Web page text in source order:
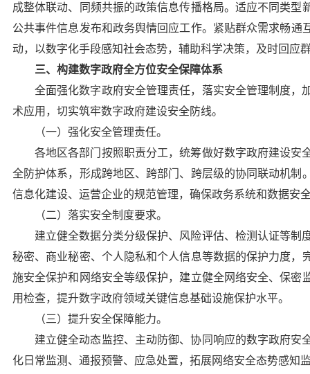
成整体联动、同频共振的政策信息传播格局。适应不同类
公共事件信息发布和政务舆情回应工作。 紧贴群众需求畅通
动，以数字化手段感知社会态势，辅助科学决策，及时回应
三、构建数字政府全方位安全保障体系
全面强化数字政府安全管理责任，落实安全管理制度
术应用，切实筑牢数字政府建设安全防线。
（一）强化安全管理责任。
各地区各部门按照职责分工，统筹做好数字政府建设
全防护体系，形成跨地区、跨部门、跨层级的协同联动机
信息化建设、运营企业的规范管理，确保政务系统和数据安
（二）落实安全制度要求。
建立健全数据分类分级保护、风险评估、检测认证等
秘密、商业秘密、个人隐私和个人信息等数据的保护力度
施安全保护和网络安全等级保护，建立健全网络安全、保
用检查，提升数字政府领域关键信息基础设施保护水平。
（三）提升安全保障能力。
建立健全动态监控、主动防御、协同响应的数字政府
化日常监测、通报预警、应急处置，拓展网络安全态势感知